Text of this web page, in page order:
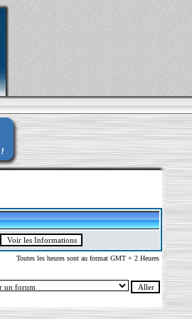
Toutes les heures sont au format GMT + 2 Heures